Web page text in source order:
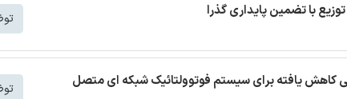
کاهش یافته برای سیستم فوتوولتائیک شبکه ای متصل